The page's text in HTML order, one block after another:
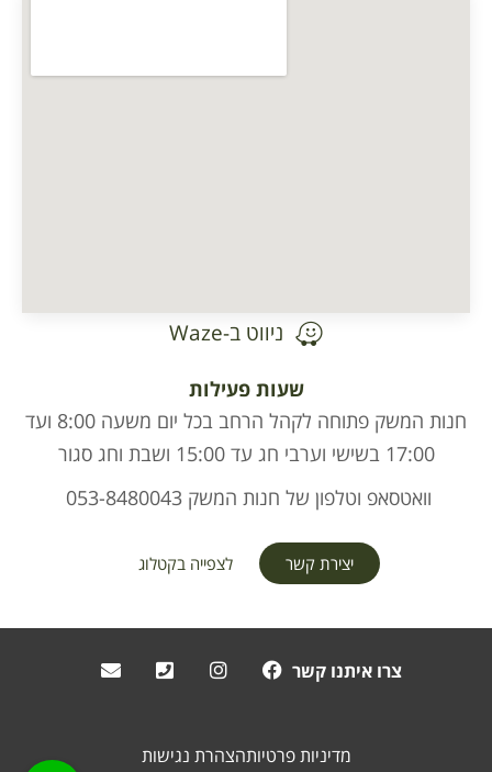
ניווט ב-Waze
שעות פעילות
חנות המשק פתוחה לקהל הרחב בכל יום משעה 8:00 ועד
17:00 בשישי וערבי חג עד 15:00 ושבת וחג סגור
וואטסאפ וטלפון של חנות המשק 053-8480043
יצירת קשר לצפייה בקטלוג
צרו איתנו קשר
מדיניות פרטיותהצהרת נגישות